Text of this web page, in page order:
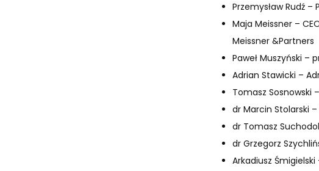
Przemysław Rudź
Maja Meissner –
Meissner &Partners
Paweł Muszyński –
Adrian Stawicki –
Tomasz Sosnowski
dr Marcin Stolarski
dr Tomasz
dr Grzegorz
Arkadiusz